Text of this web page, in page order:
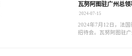
瓦努阿图驻广州总
2024-07-15
2024年7月12日，法
招待会。瓦努阿图驻广